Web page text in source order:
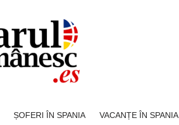
ȘOFERI ÎN SPANIA VACANȚE ÎN SPANIA